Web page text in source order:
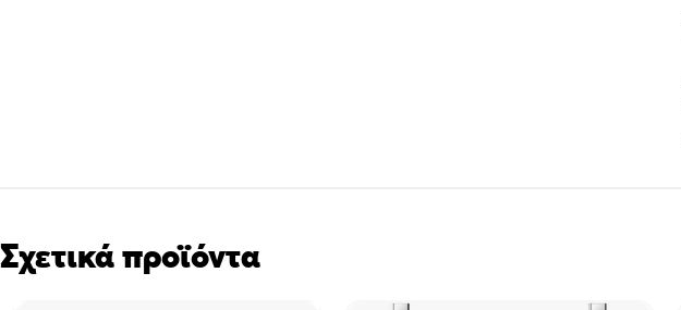
Σχετικά προϊόντα